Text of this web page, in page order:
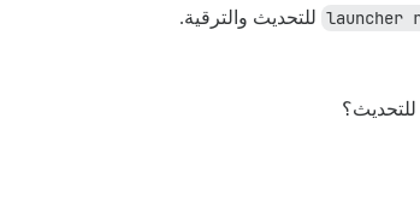
للتحديث والترقية.
للتحديث؟